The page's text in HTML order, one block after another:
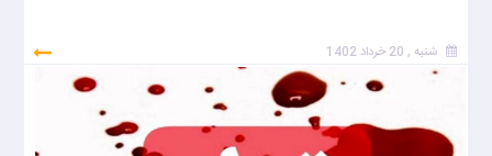
شنبه , 20 خرداد 1402